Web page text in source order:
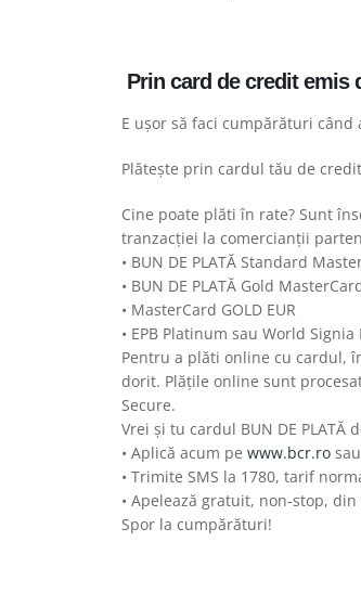
Prin card de credit emis
E ușor să faci cumpărături când
Plătește prin cardul tău de
Cine poate plăti în rate? Sunt
tranzacţiei la comercianţii
• BUN DE PLATĂ Standard
• BUN DE PLATĂ Gold
• MasterCard GOLD EUR
• EPB Platinum sau World
Pentru a plăti online cu cardul,
dorit. Plățile online sunt
Secure.
Vrei și tu cardul BUN DE PLATĂ
• Aplică acum pe www.bcr.ro sau
• Trimite SMS la 1780, tarif
• Apelează gratuit, non-stop,
Spor la cumpărături!